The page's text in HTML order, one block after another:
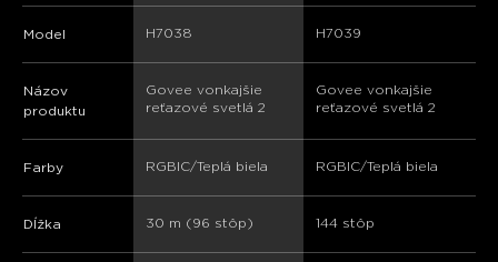
Model H7038 H7039
Názov
produktu
Govee vonkajšie
reťazové svetlá 2
Govee vonkajšie
reťazové svetlá 2
Farby RGBIC/Teplá biela RGBIC/Teplá biela
Dĺžka 30 m (96 stôp) 144 stôp